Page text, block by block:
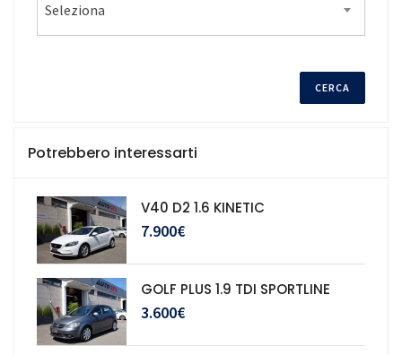
Seleziona
Potrebbero interessarti
V40 D2 1.6 KINETIC
7.900€
GOLF PLUS 1.9 TDI SPORTLINE
3.600€